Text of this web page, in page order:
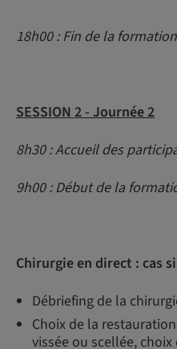
18h00 : Fin de la formation
SESSION 2 - Journée 2
8h30 : Accueil des
9h00 : Début de la
Chirurgie en direct : cas
Débriefing de la
Choix de la
vissée ou scellée,